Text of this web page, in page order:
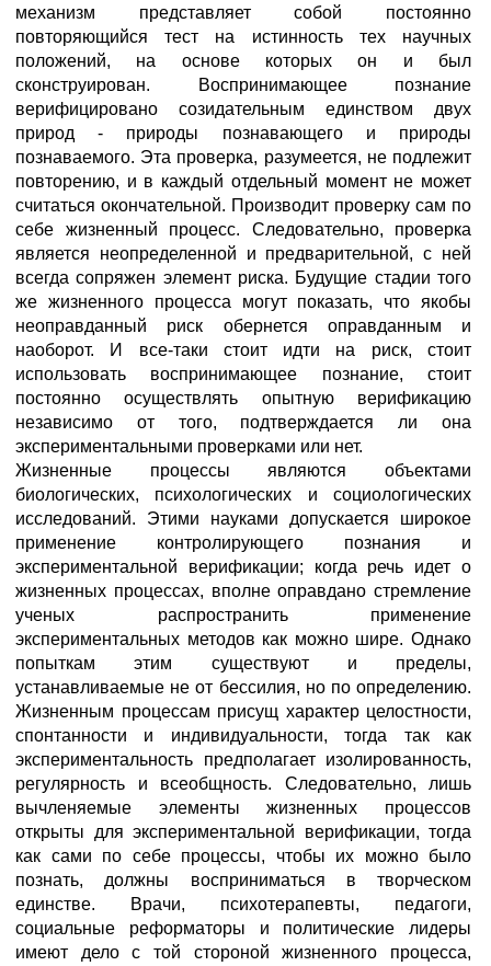
механизм представляет собой постоянно
повторяющийся тест на истинность тех научных
положений, на основе которых он и был
сконструирован. Воспринимающее познание
верифицировано созидательным единством двух
природ - природы познавающего и природы
познаваемого. Эта проверка, разумеется, не подлежит
повторению, и в каждый отдельный момент не может
считаться окончательной. Производит проверку сам по
себе жизненный процесс. Следовательно, проверка
является неопределенной и предварительной, с ней
всегда сопряжен элемент риска. Будущие стадии того
же жизненного процесса могут показать, что якобы
неоправданный риск обернется оправданным и
наоборот. И все-таки стоит идти на риск, стоит
использовать воспринимающее познание, стоит
постоянно осуществлять опытную верификацию
независимо от того, подтверждается ли она
экспериментальными проверками или нет.
Жизненные процессы являются объектами
биологических, психологических и социологических
исследований. Этими науками допускается широкое
применение контролирующего познания и
экспериментальной верификации; когда речь идет о
жизненных процессах, вполне оправдано стремление
ученых распространить применение
экспериментальных методов как можно шире. Однако
попыткам этим существуют и пределы,
устанавливаемые не от бессилия, но по определению.
Жизненным процессам присущ характер целостности,
спонтанности и индивидуальности, тогда так как
экспериментальность предполагает изолированность,
регулярность и всеобщность. Следовательно, лишь
вычленяемые элементы жизненных процессов
открыты для экспериментальной верификации, тогда
как сами по себе процессы, чтобы их можно было
познать, должны восприниматься в творческом
единстве. Врачи, психотерапевты, педагоги,
социальные реформаторы и политические лидеры
имеют дело с той стороной жизненного процесса,